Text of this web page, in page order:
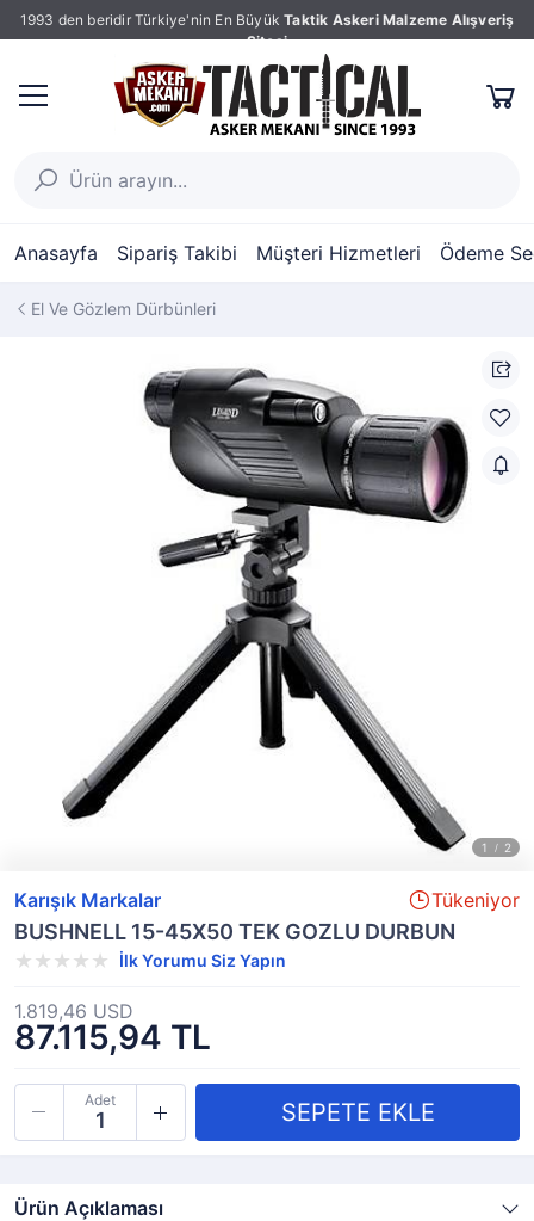
1993 den beridir Türkiye'nin En Büyük Taktik Askeri Malzeme Alışveriş
Sitesi
Anasayfa Sipariş Takibi Müşteri Hizmetleri Ödeme
El Ve Gözlem Dürbünleri
Karışık Markalar Tükeniyor
BUSHNELL 15-45X50 TEK GOZLU DURBUN
İlk Yorumu Siz Yapın
87.115,94 TL
1.819,46 USD
Adet
Ürün Açıklaması